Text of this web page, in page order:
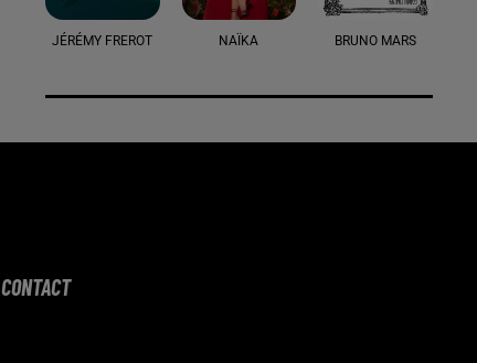
JÉRÉMY FREROT NAÏKA BRUNO MARS
CONTACT